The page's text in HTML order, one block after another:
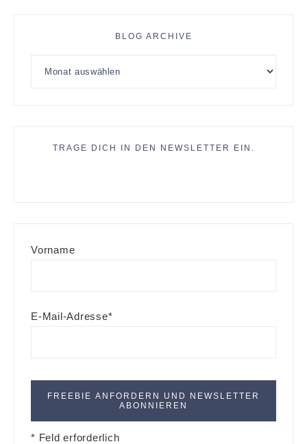
BLOG ARCHIVE
TRAGE DICH IN DEN NEWSLETTER EIN.
Vorname
E-Mail-Adresse*
* Feld erforderlich